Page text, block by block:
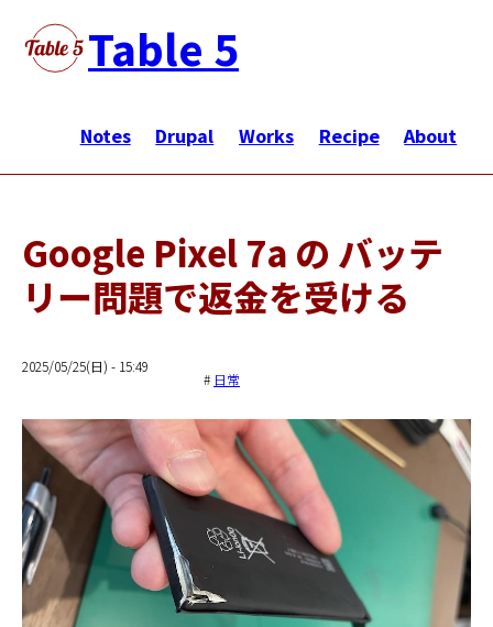
テ
Table 5
ン
ビ
ゲ
ー
シ
ョ
ン
Notes Drupal Works Recipe About
Google Pixel 7a の バッテ
リー問題で返金を受ける
2025/05/25(日) - 15:49
日常